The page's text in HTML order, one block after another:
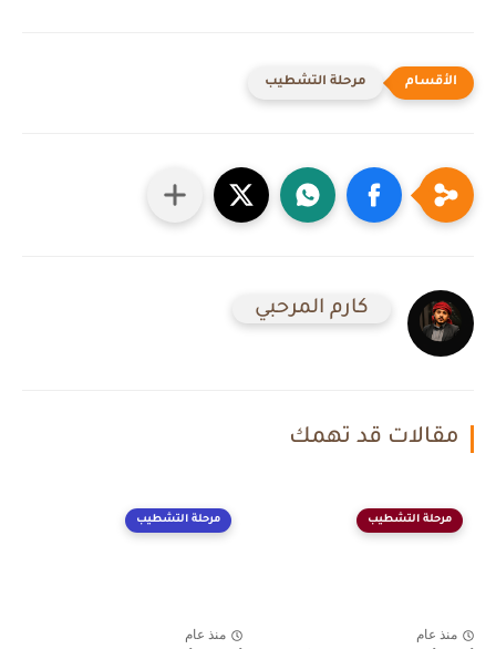
مرحلة التشطيب
كارم المرحبي
مقالات قد تهمك
مرحلة التشطيب
منذ عام
مرحلة التشطيب
منذ عام